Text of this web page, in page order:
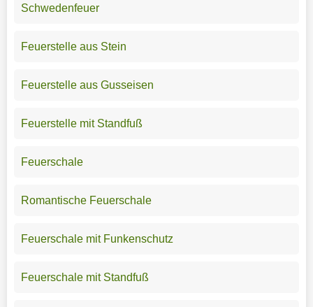
Schwedenfeuer
Feuerstelle aus Stein
Feuerstelle aus Gusseisen
Feuerstelle mit Standfuß
Feuerschale
Romantische Feuerschale
Feuerschale mit Funkenschutz
Feuerschale mit Standfuß